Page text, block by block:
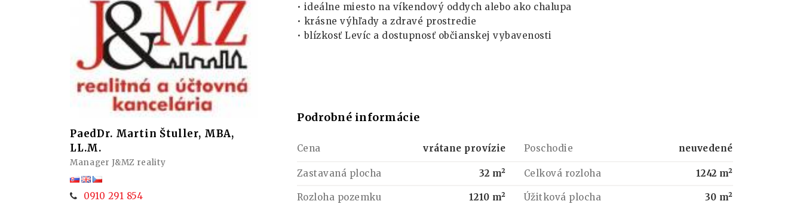
• ideálne miesto na víkendový oddych alebo ako chalupa
• krásne výhľady a zdravé prostredie
• blízkosť Levíc a dostupnosť občianskej vybavenosti
Podrobné informácie
Cena vrátane provízie Poschodie neuvedené
Zastavaná plocha 32 m² Celková rozloha 1242 m²
Rozloha pozemku 1210 m² Úžitková plocha 30 m²
PaedDr. Martin Štuller, MBA,
LL.M.
Manager J&MZ reality
0910 291 854